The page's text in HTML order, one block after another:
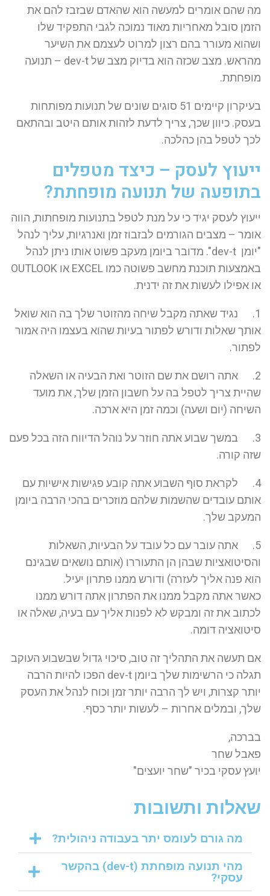
מה שהם אומרים למעשה הוא שהאדם שבזבז להם את
הזמן סובל מאחריות מאוד נמוכה לגבי התפקיד שלו
ושהוא מעורר בהם רצון למרוט לעצמם את השיער
מהראש. מצב שכזה הוא בדיוק מצב של dev-t – תנועה
מופחתת.
בעיקרון קיימים 51 סוגים שונים של תנועות מפותחות
בעסק. כיוון שכך, צריך לדעת לזהות אותם היטב ובהתאם
לכך לטפל בהן כהלכה.
ייעוץ לעסק – כיצד מטפלים
בתופעה של תנועה מופחתת?
ייעוץ לעסק יגיד כי על מנת לטפל בתנועות מופחתות, הווה
אומר – מצבים הגורמים לבזבוז זמן ואנרגיות, עליך לנהל
"יומן dev-t". מדובר ביומן מעקב פשוט אותו ניתן לנהל
באמצעות תוכנת מחשב פשוטה כמו EXCEL או OUTLOOK
או אפילו לעשות את זה ידנית.
1. נגיד שאתה מקבל שיחה מהזוטר שלך בה הוא שואל
אותך שאלות ודורש לפתור בעיות שהוא בעצמו היה אמור
לפתור.
2. אתה רושם את שם הזוטר ואת הבעיה או השאלה
שהיית צריך לטפל בה על חשבון הזמן שלך, את מועד
השיחה (יום ושעה) וכמה זמן היא ארכה.
3. במשך שבוע אתה חוזר על נוהל הדיווח הזה בכל פעם
שזה קורה.
4. לקראת סוף השבוע אתה קובע פגישות אישיות עם
אותם עובדים שהשמות שלהם מוזכרים בהכי הרבה ביומן
המעקב שלך.
5. אתה עובר עם כל עובד על הבעיות, השאלות
והסיטואציות שבהן הן התעוררו (אותם נושאים שבגינם
הוא פנה אליך לעזרה) ודורש ממנו פתרון יעיל.
כאשר אתה מקבל ממנו את הפתרון אתה דורש ממנו
לכתוב את זה ומבקש לא לפנות אליך עם בעיה, שאלה או
סיטואציה דומה.
אם תעשה את התהליך זה טוב, סיכוי גדול שבשבוע העוקב
תגלה כי הרשימות שלך ביומן dev-t הפכו להיות הרבה
יותר קצרות, ויש לך הרבה יותר זמן וכוח לנהל את העסק
שלך, ובמלים אחרות – לעשות יותר כסף.
בברכה,
פאבל שחר
יועץ עסקי בכיר "שחר יועצים"
שאלות ותשובות
מה גורם לעומס יתר בעבודה ניהולית?
מהי תנועה מופחתת (dev-t) בהקשר
עסקי?